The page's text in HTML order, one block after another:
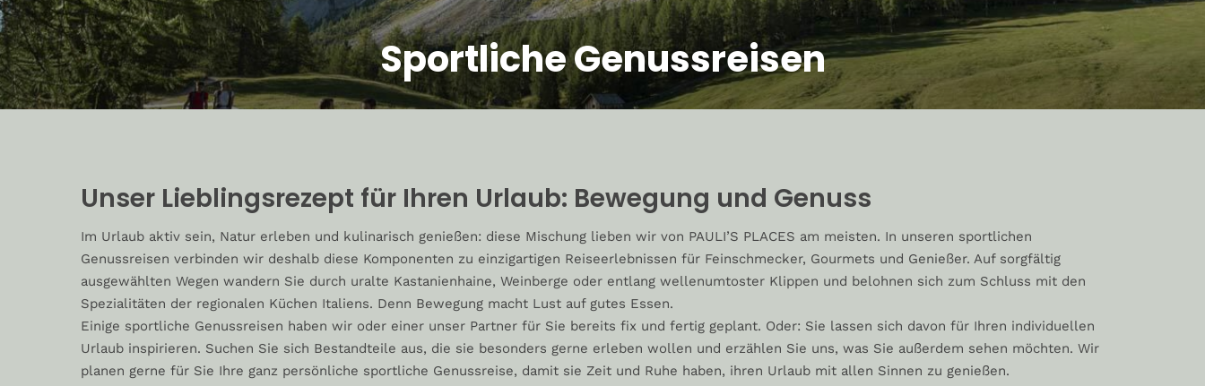
Sportliche Genussreisen
Unser Lieblingsrezept für Ihren Urlaub: Bewegung und Genuss
Im Urlaub aktiv sein, Natur erleben und kulinarisch genießen: diese Mischung lieben wir von PAULI’S PLACES am meisten. In unseren sportlichen
Genussreisen verbinden wir deshalb diese Komponenten zu einzigartigen Reiseerlebnissen für Feinschmecker, Gourmets und Genießer. Auf sorgfältig
ausgewählten Wegen wandern Sie durch uralte Kastanienhaine, Weinberge oder entlang wellenumtoster Klippen und belohnen sich zum Schluss mit den
Spezialitäten der regionalen Küchen Italiens. Denn Bewegung macht Lust auf gutes Essen.
Einige sportliche Genussreisen haben wir oder einer unser Partner für Sie bereits fix und fertig geplant. Oder: Sie lassen sich davon für Ihren individuellen
Urlaub inspirieren. Suchen Sie sich Bestandteile aus, die sie besonders gerne erleben wollen und erzählen Sie uns, was Sie außerdem sehen möchten. Wir
planen gerne für Sie Ihre ganz persönliche sportliche Genussreise, damit sie Zeit und Ruhe haben, ihren Urlaub mit allen Sinnen zu genießen.